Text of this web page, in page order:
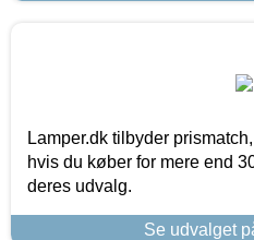
Lamper.dk tilbyder
hvis du køber for mere end
deres udvalg.
Se udvalget